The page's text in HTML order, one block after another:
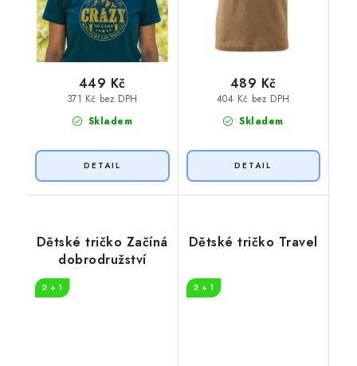
Skladem
371 Kč bez DPH
449 Kč
Skladem
404 Kč bez DPH
489 Kč
Dětské tričko Začíná
dobrodružství
2 + 1
Dětské tričko Travel
2 + 1